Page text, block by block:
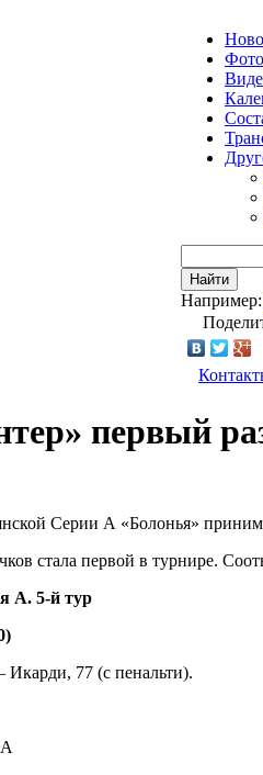
Фото
Найти
Например:
первый
Серии А «Болонья»
стала первой в турнире.
А. 5-й тур
Икарди, 77 (с пенальти).